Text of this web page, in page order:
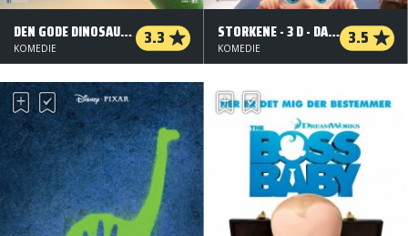
DEN GODE DINOSAUR - 3 D - DANSK TALE 3.3
KOMEDIE
STORKENE - 3 D - DANSK TALE 3.5
KOMEDIE